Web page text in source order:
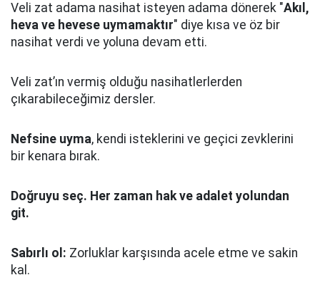
Veli zat adama nasihat isteyen adama dönerek "Akıl,
heva ve hevese uymamaktır" diye kısa ve öz bir
nasihat verdi ve yoluna devam etti.
Veli zat’ın vermiş olduğu nasihatlerlerden
çıkarabileceğimiz dersler.
Nefsine uyma, kendi isteklerini ve geçici zevklerini
bir kenara bırak.
Doğruyu seç. Her zaman hak ve adalet yolundan
git.
Sabırlı ol: Zorluklar karşısında acele etme ve sakin
kal.